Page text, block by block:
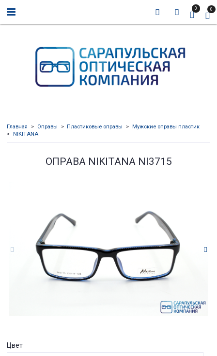
0 0
Главная Оправы Пластиковые оправы
Мужские оправы пластик
NIKITANA
ОПРАВА NIKITANA NI3715
Цвет